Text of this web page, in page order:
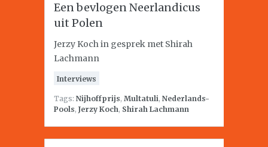
Een bevlogen Neerlandicus
uit Polen
Jerzy Koch in gesprek met Shirah
Lachmann
Interviews
Tags: Nijhoffprijs, Multatuli, Nederlands-
Pools, Jerzy Koch, Shirah Lachmann